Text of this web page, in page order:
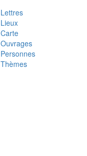
Lettres
Lieux
Carte
Ouvrages
Personnes
Thèmes